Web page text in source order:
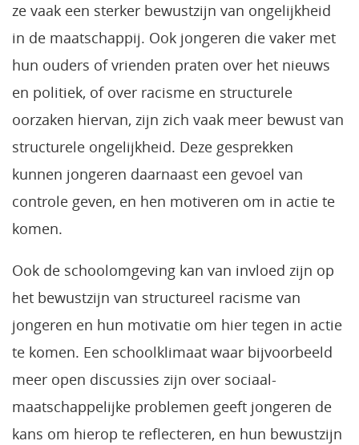
ze vaak een sterker bewustzijn van ongelijkheid
in de maatschappij. Ook jongeren die vaker met
hun ouders of vrienden praten over het nieuws
en politiek, of over racisme en structurele
oorzaken hiervan, zijn zich vaak meer bewust van
structurele ongelijkheid. Deze gesprekken
kunnen jongeren daarnaast een gevoel van
controle geven, en hen motiveren om in actie te
komen.
Ook de schoolomgeving kan van invloed zijn op
het bewustzijn van structureel racisme van
jongeren en hun motivatie om hier tegen in actie
te komen. Een schoolklimaat waar bijvoorbeeld
meer open discussies zijn over sociaal-
maatschappelijke problemen geeft jongeren de
kans om hierop te reflecteren, en hun bewustzijn